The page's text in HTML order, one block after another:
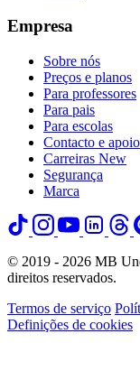
Empresa
Sobre nós
Preços e planos
Para professores
Para pais
Para escolas
Contacto e apoio
Carreiras New
Segurança
Marca
© 2019 - 2026 MB
direitos reservados.
Termos de serviço
Definições de cookies